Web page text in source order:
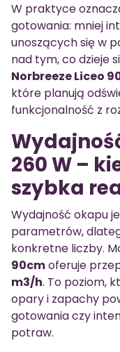
W praktyce
gotowania: mniej
unoszących się w
nad tym, co dzieje
Norbreeze Liceo
które planują
funkcjonalność z
260 W –
szybka
Wydajność okapu
parametrów,
konkretne liczby.
90cmoferuje
m3/h. To poziom,
opary i zapachy
gotowania czy
potraw.